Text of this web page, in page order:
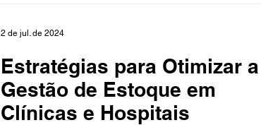
Estratégias para Otimizar a
Gestão de Estoque em
Clínicas e Hospitais
2 de jul. de 2024